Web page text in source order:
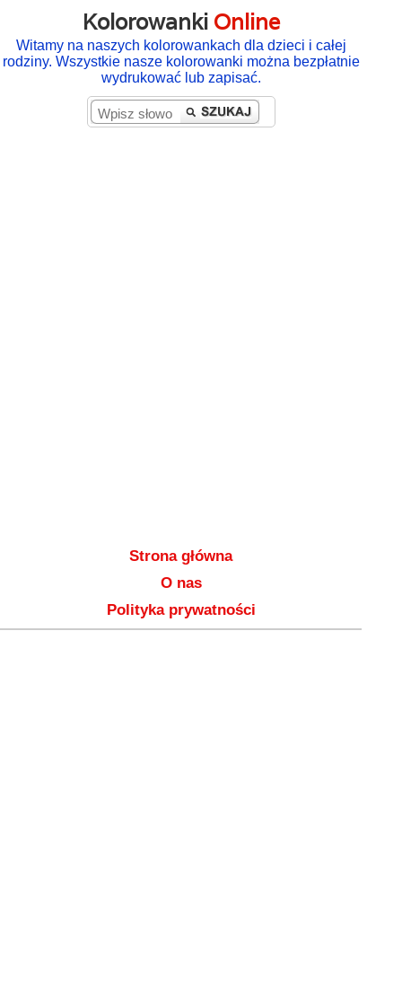
Kolorowanki Online
Witamy na naszych kolorowankach dla dzieci i całej
rodziny. Wszystkie nasze kolorowanki można bezpłatnie
wydrukować lub zapisać.
Strona główna
O nas
Polityka prywatności